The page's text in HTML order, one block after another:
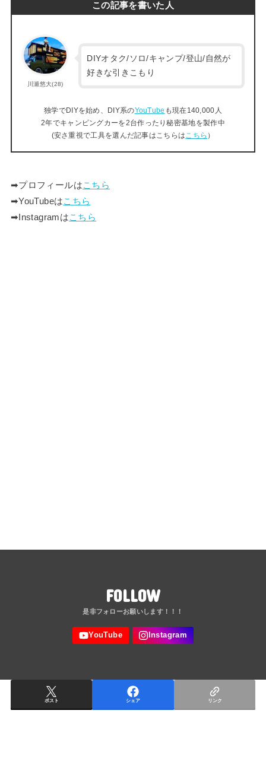
この記事を書いた人
川瀬悠大(28)
DIYオタク/ソロ/キャンプ/登山/自然が
好きな引きこもり
独学でDIYを始め、DIY系のYouTube も現在140,000人
2年でキャンピングカーを2台作ったり秘密基地を製作中
(安さ重視で工具を選んだ記事はこちらは こちら ）
➡︎プロフィールはこちら
➡︎YouTubeはこちら
➡︎Instagramはこちら
FOLLOW
ポスト シェア リンク